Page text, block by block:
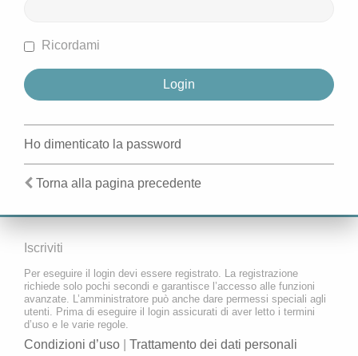
Ricordami
Ho dimenticato la password
Torna alla pagina precedente
Iscriviti
Per eseguire il login devi essere registrato. La registrazione
richiede solo pochi secondi e garantisce l’accesso alle funzioni
avanzate. L’amministratore può anche dare permessi speciali agli
utenti. Prima di eseguire il login assicurati di aver letto i termini
d’uso e le varie regole.
Condizioni d’uso Trattamento dei dati personali